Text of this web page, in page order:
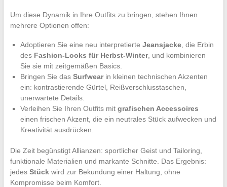
Um diese Dynamik in Ihre Outfits zu bringen, stehen Ihnen
mehrere Optionen offen:
Adoptieren Sie eine neu interpretierte Jeansjacke, die Erbin
des Fashion-Looks für Herbst-Winter, und kombinieren
Sie sie mit zeitgemäßen Basics.
Bringen Sie das Surfwearin kleinen technischen Akzenten
ein: kontrastierende Gürtel, Reißverschlusstaschen,
unerwartete Details.
Verleihen Sie Ihren Outfits mit grafischen Accessoires
einen frischen Akzent, die ein neutrales Stück aufwecken und
Kreativität ausdrücken.
Die Zeit begünstigt Allianzen: sportlicher Geist und Tailoring,
funktionale Materialien und markante Schnitte. Das Ergebnis:
jedes Stückwird zur Bekundung einer Haltung, ohne
Kompromisse beim Komfort.